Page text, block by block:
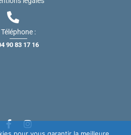
Téléphone :
90 83 17 16